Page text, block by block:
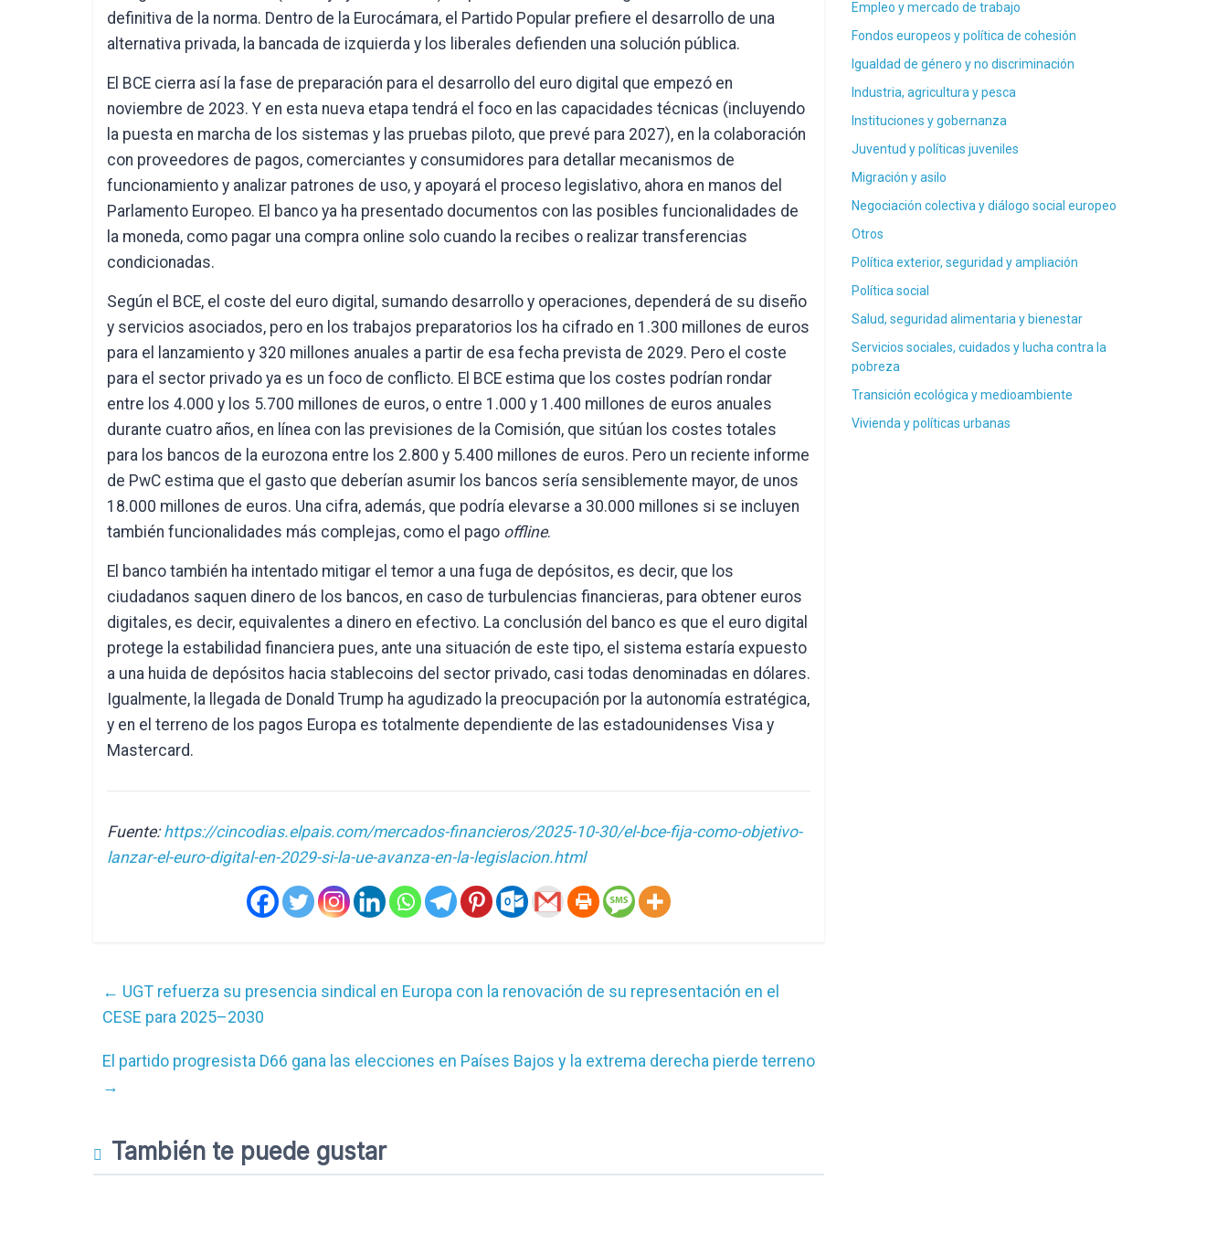
definitiva de la norma. Dentro de la Eurocámara, el Partido Popular prefiere el desarrollo de una
alternativa privada, la bancada de izquierda y los liberales defienden una solución pública.
El BCE cierra así la fase de preparación para el desarrollo del euro digital que empezó en
noviembre de 2023. Y en esta nueva etapa tendrá el foco en las capacidades técnicas (incluyendo
la puesta en marcha de los sistemas y las pruebas piloto, que prevé para 2027), en la colaboración
con proveedores de pagos, comerciantes y consumidores para detallar mecanismos de
funcionamiento y analizar patrones de uso, y apoyará el proceso legislativo, ahora en manos del
Parlamento Europeo. El banco ya ha presentado documentos con las posibles funcionalidades de
la moneda, como pagar una compra online solo cuando la recibes o realizar transferencias
condicionadas.
Según el BCE, el coste del euro digital, sumando desarrollo y operaciones, dependerá de su diseño
y servicios asociados, pero en los trabajos preparatorios los ha cifrado en 1.300 millones de euros
para el lanzamiento y 320 millones anuales a partir de esa fecha prevista de 2029. Pero el coste
para el sector privado ya es un foco de conflicto. El BCE estima que los costes podrían rondar
entre los 4.000 y los 5.700 millones de euros, o entre 1.000 y 1.400 millones de euros anuales
durante cuatro años, en línea con las previsiones de la Comisión, que sitúan los costes totales
para los bancos de la eurozona entre los 2.800 y 5.400 millones de euros. Pero un reciente informe
de PwC estima que el gasto que deberían asumir los bancos sería sensiblemente mayor, de unos
18.000 millones de euros. Una cifra, además, que podría elevarse a 30.000 millones si se incluyen
también funcionalidades más complejas, como el pago offline.
El banco también ha intentado mitigar el temor a una fuga de depósitos, es decir, que los
ciudadanos saquen dinero de los bancos, en caso de turbulencias financieras, para obtener euros
digitales, es decir, equivalentes a dinero en efectivo. La conclusión del banco es que el euro digital
protege la estabilidad financiera pues, ante una situación de este tipo, el sistema estaría expuesto
a una huida de depósitos hacia stablecoins del sector privado, casi todas denominadas en dólares.
Igualmente, la llegada de Donald Trump ha agudizado la preocupación por la autonomía estratégica,
y en el terreno de los pagos Europa es totalmente dependiente de las estadounidenses Visa y
Mastercard.
Fuente:https://cincodias.elpais.com/mercados-financieros/2025-10-30/el-bce-fija-como-objetivo-
lanzar-el-euro-digital-en-2029-si-la-ue-avanza-en-la-legislacion.html
← UGT refuerza su presencia sindical en Europa con la renovación de su representación en el
CESE para 2025–2030
El partido progresista D66 gana las elecciones en Países Bajos y la extrema derecha pierde terreno
→
También te puede gustar
Empleo y mercado de trabajo
Fondos europeos y política de cohesión
Igualdad de género y no discriminación
Industria, agricultura y pesca
Instituciones y gobernanza
Juventud y políticas juveniles
Migración y asilo
Negociación colectiva y diálogo social europeo
Otros
Política exterior, seguridad y ampliación
Política social
Salud, seguridad alimentaria y bienestar
Servicios sociales, cuidados y lucha contra la
pobreza
Transición ecológica y medioambiente
Vivienda y políticas urbanas